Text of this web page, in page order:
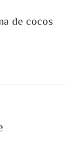
de cocos